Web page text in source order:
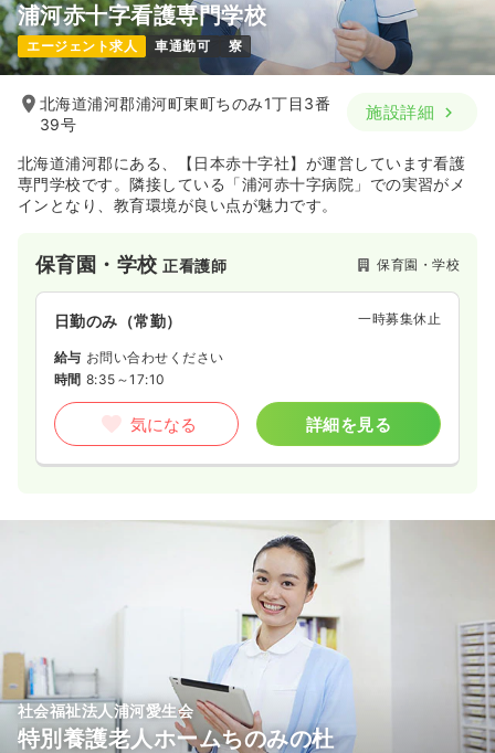
浦河赤十字看護専門学校
エージェント求人 車通勤可 寮
北海道浦河郡浦河町東町ちのみ1丁目3番
39号
施設詳細
北海道浦河郡にある、【日本赤十字社】が運営しています看護
専門学校です。隣接している「浦河赤十字病院」での実習がメ
インとなり、教育環境が良い点が魅力です。
保育園・学校正看護師 保育園・学校
日勤のみ（常勤） 一時募集休止
給与 お問い合わせください
時間 8:35～17:10
気になる 詳細を見る
社会福祉法人浦河愛生会
特別養護老人ホームちのみの杜